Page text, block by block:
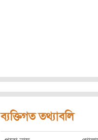
ব্যক্তিগত তথ্যাবলি